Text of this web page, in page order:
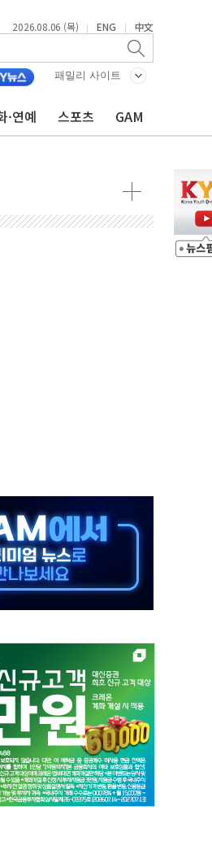
2026.08.06 (목) | ENG | 中文
패밀리 사이트
·연예 스포츠 GAM
, 재생에너지 '앞장'
상징성 부각